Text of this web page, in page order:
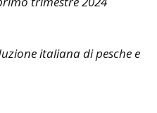
italiana di pesche e